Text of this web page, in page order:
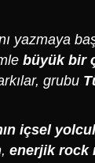
yazmaya
büyük bir
grubu
içsel
, enerjik rock